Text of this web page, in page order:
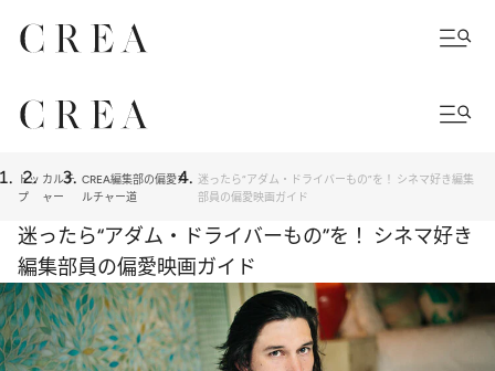
トッ
プ
カルチ
ャー
CREA編集部の偏愛カ
ルチャー道
迷ったら“アダム・ドライバーもの”を！ シネマ好き編集
部員の偏愛映画ガイド
迷ったら“アダム・ドライバーもの”を！ シネマ好き
編集部員の偏愛映画ガイド